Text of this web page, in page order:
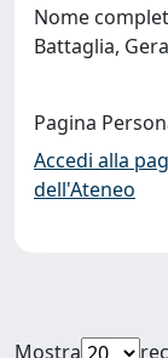
Nome
Battaglia,
Pagina
Accedi alla
dell'Ateneo
Mostra